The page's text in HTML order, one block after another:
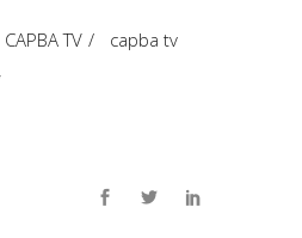
CAPBA TV capba tv